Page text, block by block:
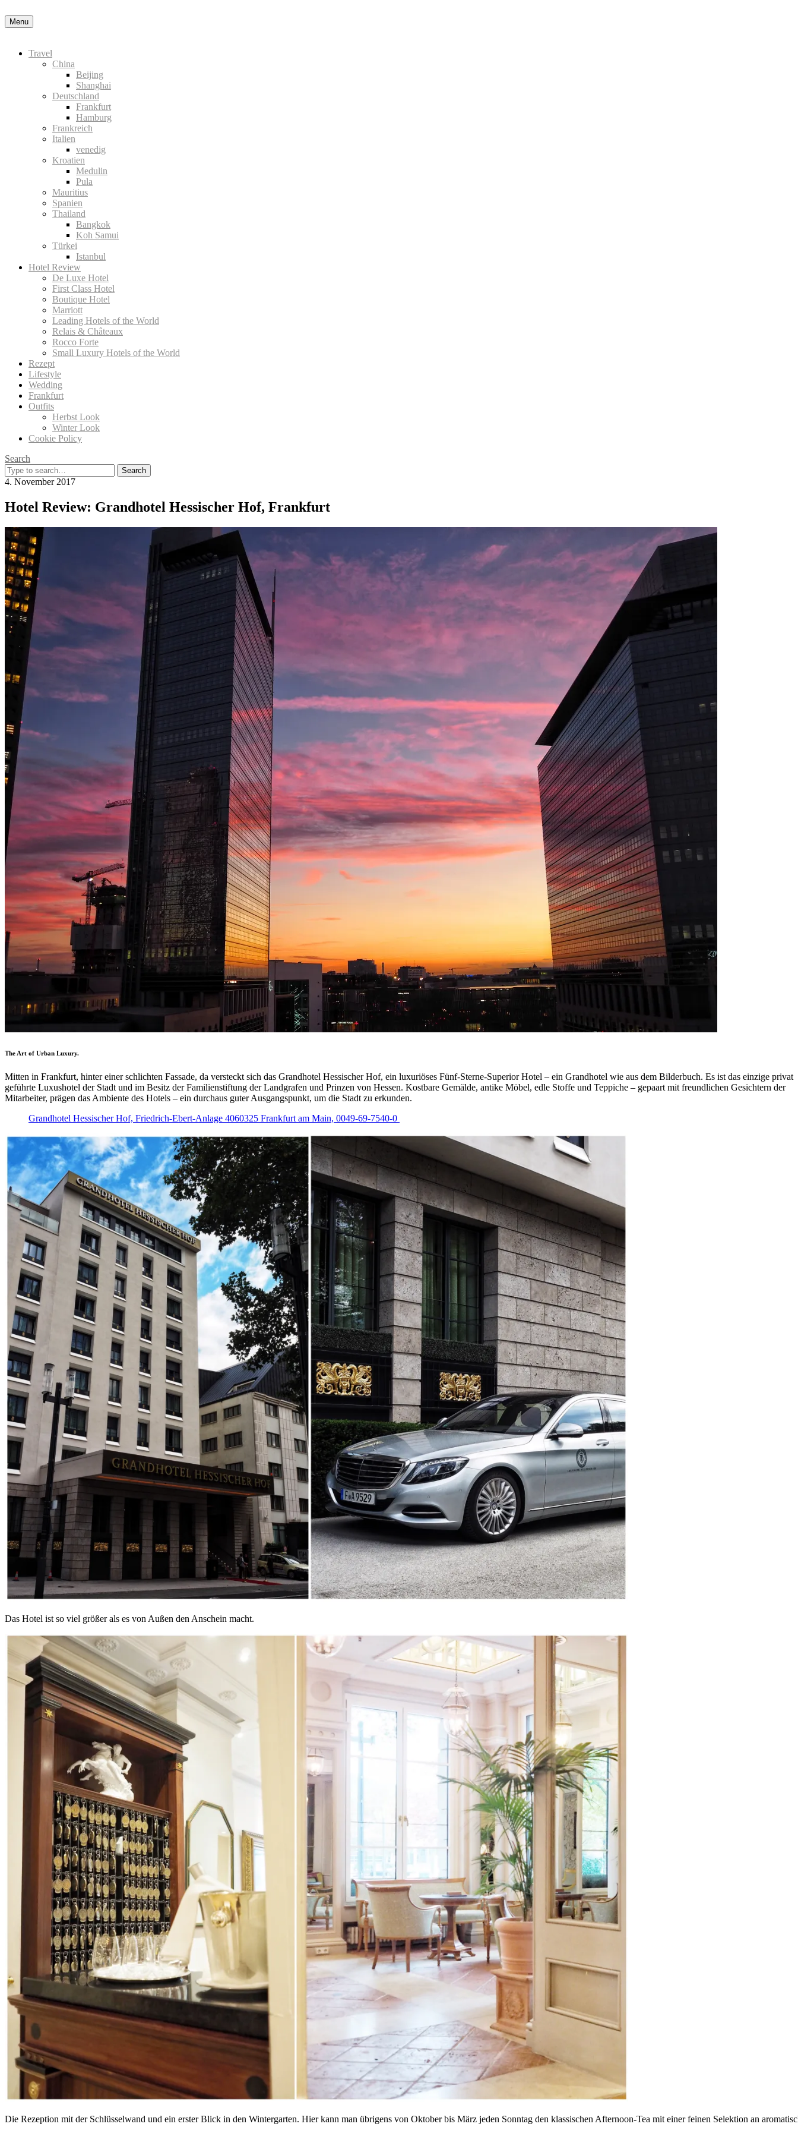
Menu
Travel
China
Beijing
Shanghai
Deutschland
Frankfurt
Hamburg
Frankreich
Italien
venedig
Kroatien
Medulin
Pula
Mauritius
Spanien
Thailand
Bangkok
Koh Samui
Türkei
Istanbul
Hotel Review
De Luxe Hotel
First Class Hotel
Boutique Hotel
Marriott
Leading Hotels of the World
Relais & Châteaux
Rocco Forte
Small Luxury Hotels of the World
Rezept
Lifestyle
Wedding
Frankfurt
Outfits
Herbst Look
Winter Look
Cookie Policy
Search
Search
for:
4. November 2017
Hotel Review: Grandhotel Hessischer Hof, Frankfurt
The Art of Urban Luxury.
Mitten in Frankfurt, hinter einer schlichten Fassade, da versteckt sich das Grandhotel Hessischer Hof, ein luxuriöses Fünf-Sterne-Superior Hotel – ein Grandhotel wie aus dem Bilderbuch. Es ist das einzige privat
geführte Luxushotel der Stadt und im Besitz der Familienstiftung der Landgrafen und Prinzen von Hessen. Kostbare Gemälde, antike Möbel, edle Stoffe und Teppiche – gepaart mit freundlichen Gesichtern der
Mitarbeiter, prägen das Ambiente des Hotels – ein durchaus guter Ausgangspunkt, um die Stadt zu erkunden.
Grandhotel Hessischer Hof, Friedrich-Ebert-Anlage 4060325 Frankfurt am Main, 0049-69-7540-0
Das Hotel ist so viel größer als es von Außen den Anschein macht.
Die Rezeption mit der Schlüsselwand und ein erster Blick in den Wintergarten. Hier kann man übrigens von Oktober bis März jeden Sonntag den klassischen Afternoon-Tea mit einer feinen Selektion an